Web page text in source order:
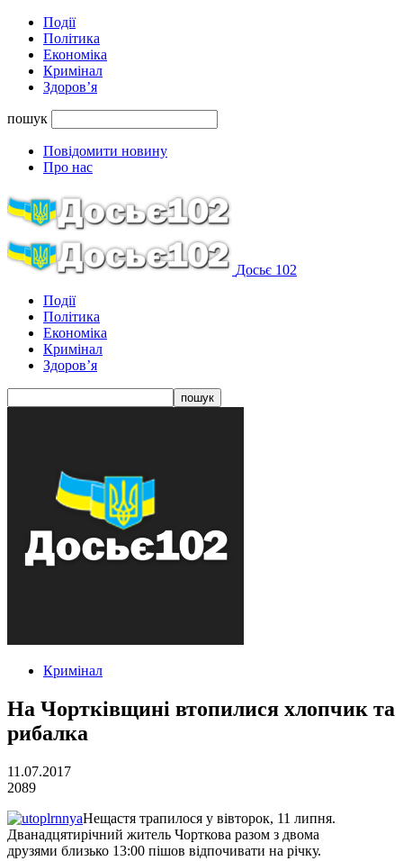
Події
Політика
Економіка
Кримінал
Здоров’я
пошук
Повідомити новину
Про нас
Досьє 102
Події
Політика
Економіка
Кримінал
Здоров’я
Кримінал
На Чортківщині втопилися хлопчик та
рибалка
11.07.2017
2089
Нещастя трапилося у вівторок, 11 липня.
Дванадцятирічний житель Чорткова разом з двома
друзями близько 13:00 пішов відпочивати на річку.